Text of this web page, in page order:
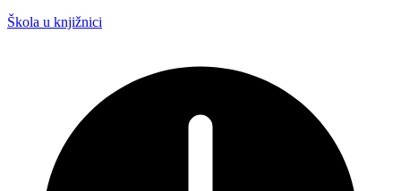
Škola u knjižnici